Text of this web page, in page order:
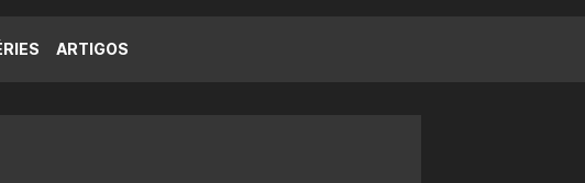
ARTIGOS